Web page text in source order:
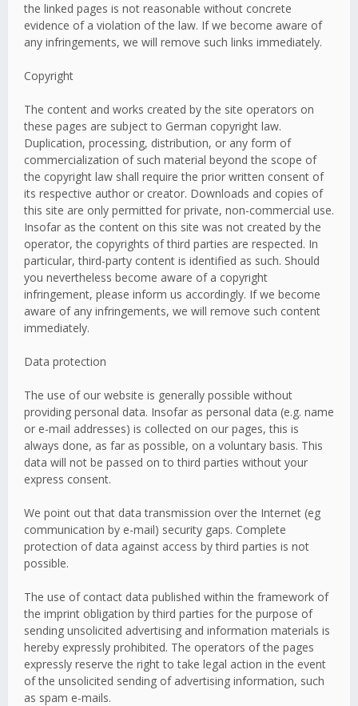
the linked pages is not reasonable without concrete
evidence of a violation of the law. If we become aware of
any infringements, we will remove such links immediately.
Copyright
The content and works created by the site operators on
these pages are subject to German copyright law.
Duplication, processing, distribution, or any form of
commercialization of such material beyond the scope of
the copyright law shall require the prior written consent of
its respective author or creator. Downloads and copies of
this site are only permitted for private, non-commercial use.
Insofar as the content on this site was not created by the
operator, the copyrights of third parties are respected. In
particular, third-party content is identified as such. Should
you nevertheless become aware of a copyright
infringement, please inform us accordingly. If we become
aware of any infringements, we will remove such content
immediately.
Data protection
The use of our website is generally possible without
providing personal data. Insofar as personal data (e.g. name
or e-mail addresses) is collected on our pages, this is
always done, as far as possible, on a voluntary basis. This
data will not be passed on to third parties without your
express consent.
We point out that data transmission over the Internet (eg
communication by e-mail) security gaps. Complete
protection of data against access by third parties is not
possible.
The use of contact data published within the framework of
the imprint obligation by third parties for the purpose of
sending unsolicited advertising and information materials is
hereby expressly prohibited. The operators of the pages
expressly reserve the right to take legal action in the event
of the unsolicited sending of advertising information, such
as spam e-mails.